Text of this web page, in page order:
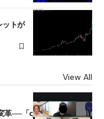
ットが
View All
革──「cJPY」とAIの融合